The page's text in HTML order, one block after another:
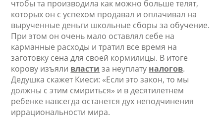
чтобы та производила как можно больше телят,
которых он с успехом продавал и оплачивал на
вырученные деньги школьные сборы за обучение.
При этом он очень мало оставлял себе на
карманные расходы и тратил все время на
заготовку сена для своей кормилицы. В итоге
корову изъяли власти за неуплату налогов.
Дедушка скажет Киеси: «Если это закон, то мы
должны с этим смириться» и в десятилетнем
ребенке навсегда останется дух неподчинения
иррациональности мира.